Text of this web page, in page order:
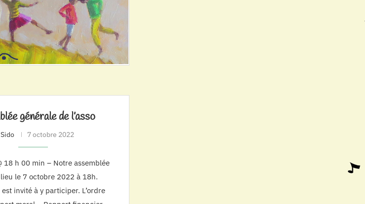
générale de l’asso
Sido 7 octobre 2022
18 h 00 min – Notre assemblée
le 7 octobre 2022 à 18h.
invité à y participer. L’ordre